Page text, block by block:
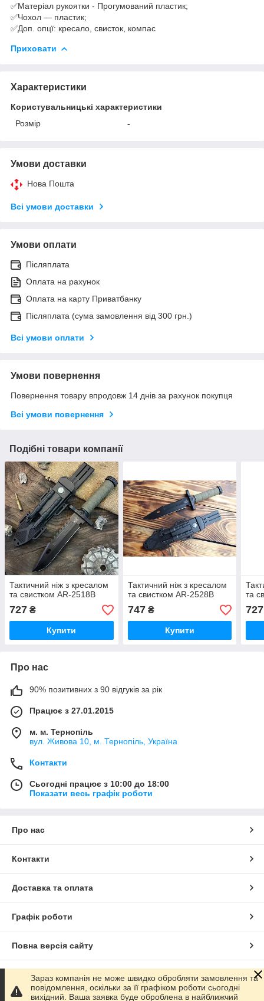
✅Матеріал рукоятки - Прогумований пластик;
✅Чохол — пластик;
✅Доп. опцї: кресало, свисток, компас
Приховати
Характеристики
Користувальницькі характеристики
Розмір
-
Умови доставки
Нова Пошта
Всі умови доставки
Умови оплати
Післяплата
Оплата на рахунок
Оплата на карту Приватбанку
Післяплата (сума замовлення від 300 грн.)
Всі умови оплати
Умови повернення
Повернення товару впродовж 14 днів за рахунок покупця
Всі умови повернення
Подібні товари компанії
Тактичний ніж з кресалом
та свистком AR-2518B
727 ₴
Купити
Тактичний ніж з кресалом
та свистком AR-2528B
747₴
Купити
та
727
Про нас
90% позитивних з 90 відгуків за рік
Працює з 27.01.2015
м. м. Тернопіль
вул. Живова 10, м. Тернопіль, Україна
Контакти
Сьогодні працює з 10:00 до 18:00
Показати весь графік роботи
Про нас
Контакти
Доставка та оплата
Графік роботи
Повна версія сайту
Сайт створено на маркетплейсіProm.ua
Зараз компанія не може швидко обробляти замовлення та
повідомлення, оскільки за її графіком роботи сьогодні
вихідний. Ваша заявка буде оброблена в найближчий